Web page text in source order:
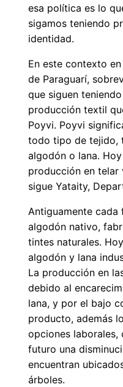
esa política es lo
sigamos teniendo
identidad.
En este contexto
de Paraguarí,
que siguen
producción textil
Poyvi. Poyvi
todo tipo de tejido,
algodón o lana.
producción en
sigue Yataity,
Antiguamente cada
algodón nativo,
tintes naturales.
algodón y lana
La producción en
debido al
lana, y por el bajo
producto, además
opciones laborales,
futuro una
encuentran
árboles.